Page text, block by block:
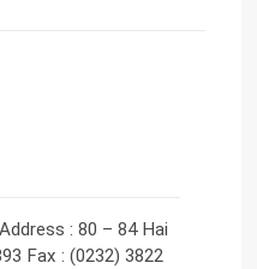
: 80 – 84 Hai
Fax : (0232) 3822